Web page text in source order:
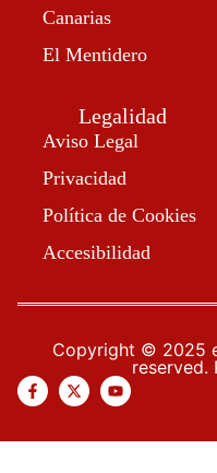
Canarias
El Mentidero
Legalidad
Aviso Legal
Privacidad
Política de Cookies
Accesibilidad
Copyright © 2025
reserved.